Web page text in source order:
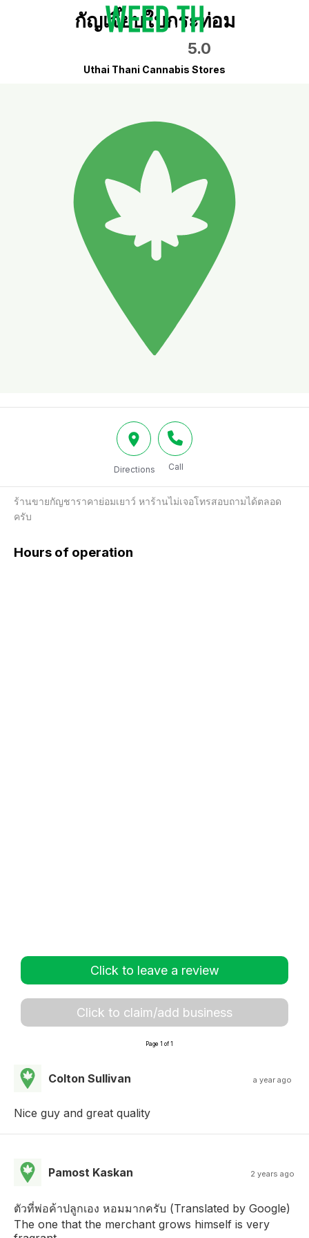
กัญเจี๊ยบใบกระท่อม
5.0
Uthai Thani Cannabis Stores
Directions Call
ร้านขายกัญชาราคาย่อมเยาว์ หาร้านไม่เจอโทรสอบถามได้ตลอด
ครับ
Hours of operation
Click to leave a review
Click to claim/add business
Page 1 of 1
Colton Sullivan a year ago
Nice guy and great quality
Pamost Kaskan 2 years ago
ตัวที่พ่อค้าปลูกเอง หอมมากครับ (Translated by Google)
The one that the merchant grows himself is very